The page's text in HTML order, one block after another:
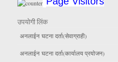
उपयाेगी लिंक
अनलाईन घटना दर्ता(सेवाग्राही)
अनलाईन घटना दर्ता(कार्यालय प्रयाेजन)